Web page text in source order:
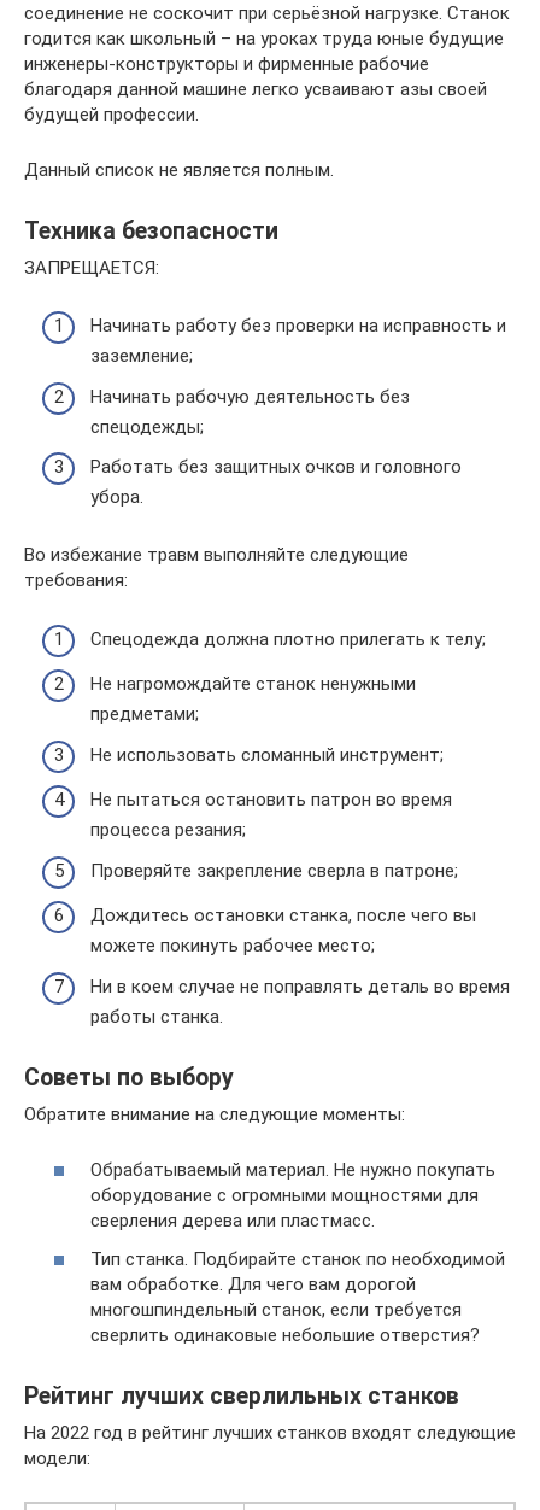
соединение не соскочит при серьёзной нагрузке. Станок
годится как школьный – на уроках труда юные будущие
инженеры-конструкторы и фирменные рабочие
благодаря данной машине легко усваивают азы своей
будущей профессии.
Данный список не является полным.
Техника безопасности
ЗАПРЕЩАЕТСЯ:
Начинать работу без проверки на исправность и
заземление;
Начинать рабочую деятельность без
спецодежды;
Работать без защитных очков и головного
убора.
Во избежание травм выполняйте следующие
требования:
Спецодежда должна плотно прилегать к телу;
Не нагромождайте станок ненужными
предметами;
Не использовать сломанный инструмент;
Не пытаться остановить патрон во время
процесса резания;
Проверяйте закрепление сверла в патроне;
Дождитесь остановки станка, после чего вы
можете покинуть рабочее место;
Ни в коем случае не поправлять деталь во время
работы станка.
Советы по выбору
Обратите внимание на следующие моменты:
Обрабатываемый материал. Не нужно покупать
оборудование с огромными мощностями для
сверления дерева или пластмасс.
Тип станка. Подбирайте станок по необходимой
вам обработке. Для чего вам дорогой
многошпиндельный станок, если требуется
сверлить одинаковые небольшие отверстия?
Рейтинг лучших сверлильных станков
На 2022 год в рейтинг лучших станков входят следующие
модели: